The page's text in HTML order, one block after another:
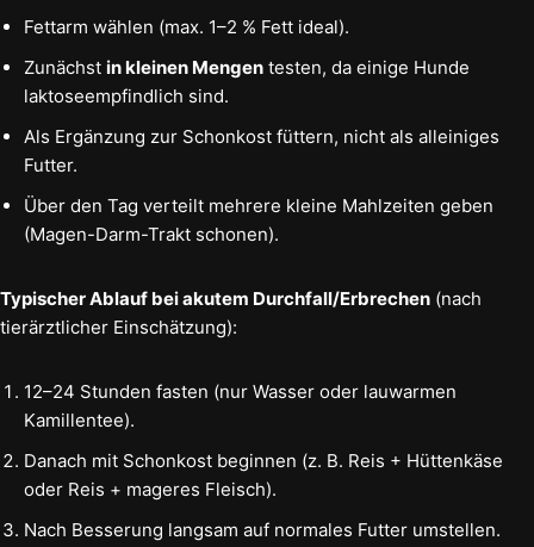
Fettarm wählen (max. 1–2 % Fett ideal).
Zunächst in kleinen Mengen testen, da einige Hunde
laktoseempfindlich sind.
Als Ergänzung zur Schonkost füttern, nicht als alleiniges
Futter.
Über den Tag verteilt mehrere kleine Mahlzeiten geben
(Magen-Darm-Trakt schonen).
Typischer Ablauf bei akutem Durchfall/Erbrechen (nach
tierärztlicher Einschätzung):
12–24 Stunden fasten (nur Wasser oder lauwarmen
Kamillentee).
Danach mit Schonkost beginnen (z. B. Reis + Hüttenkäse
oder Reis + mageres Fleisch).
Nach Besserung langsam auf normales Futter umstellen.